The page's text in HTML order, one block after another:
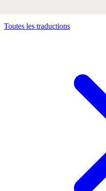
Toutes les traductions